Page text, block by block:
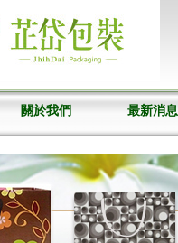
關於我們 最新消息